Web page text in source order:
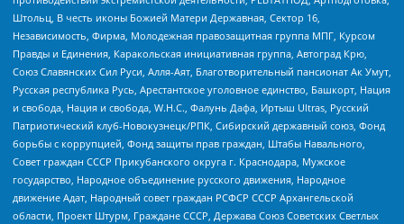
Штольц, В честь иконы Божией Матери Державная, Сектор 16,
Независимость, Фирма, Молодежная правозащитная группа МПГ, Курсом
Правды и Единения, Каракольская инициативная группа, Автоград Крю,
Союз Славянских Сил Руси, Алля-Аят, Благотворительный пансионат Ак Умут,
Русская республика Русь, Арестантское уголовное единство, Башкорт, Нация
и свобода, Нация и свобода, W.H.С., Фалунь Дафа, Иртыш Ultras, Русский
Патриотический клуб-Новокузнецк/РПК, Сибирский державный союз, Фонд
борьбы с коррупцией, Фонд защиты прав граждан, Штабы Навального,
Совет граждан СССР Прикубанского округа г. Краснодара, Мужское
государство, Народное объединение русского движения, Народное
движение Адат, Народный совет граждан РСФСР СССР Архангельской
области, Проект Штурм, Граждане СССР, Держава Союз Советских Светлых